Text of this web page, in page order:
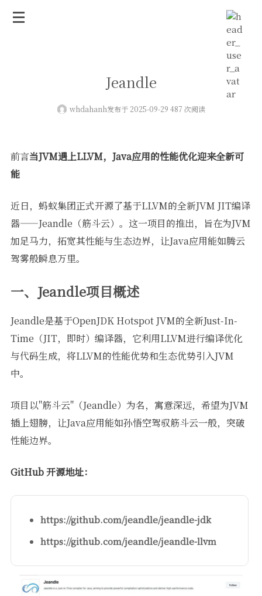
Jeandle
whdahanh发布于 2025-09-29 487 次阅读
前言当JVM遇上LLVM，Java应用的性能优化迎来全新可
能
近日，蚂蚁集团正式开源了基于LLVM的全新JVM JIT编译
器——Jeandle（筋斗云）。这一项目的推出，旨在为JVM
加足马力，拓宽其性能与生态边界，让Java应用能如腾云
驾雾般瞬息万里。
一、Jeandle项目概述
Jeandle是基于OpenJDK Hotspot JVM的全新Just-In-
Time（JIT，即时）编译器，它利用LLVM进行编译优化
与代码生成，将LLVM的性能优势和生态优势引入JVM
中。
项目以"筋斗云"（Jeandle）为名，寓意深远，希望为JVM
插上翅膀，让Java应用能如孙悟空驾驭筋斗云一般，突破
性能边界。
GitHub 开源地址：
https://github.com/jeandle/jeandle-jdk
https://github.com/jeandle/jeandle-llvm